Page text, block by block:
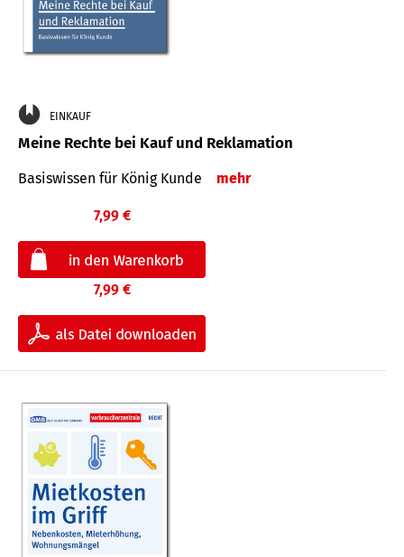
EINKAUF
Meine Rechte bei Kauf und Reklamation
Basiswissen für König Kunde mehr
7,99 €
7,99 €